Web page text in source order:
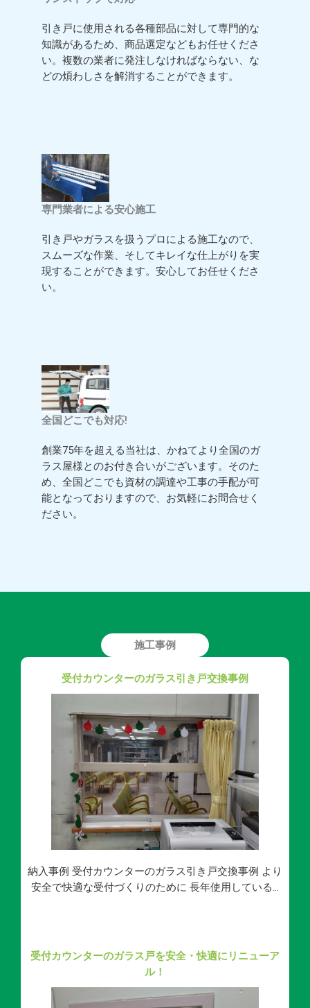
引き戸に使用される各種部品に対して専門的な
知識があるため、商品選定などもお任せくださ
い。複数の業者に発注しなければならない、な
どの煩わしさを解消することができます。
専門業者による安心施工
引き戸やガラスを扱うプロによる施工なので、
スムーズな作業、そしてキレイな仕上がりを実
現することができます。安心してお任せくださ
い。
全国どこでも対応!
創業75年を超える当社は、かねてより全国のガ
ラス屋様とのお付き合いがございます。そのた
め、全国どこでも資材の調達や工事の手配が可
能となっておりますので、お気軽にお問合せく
ださい。
施工事例
受付カウンターのガラス引き戸交換事例
納入事例 受付カウンターのガラス引き戸交換事例 より
安全で快適な受付づくりのために 長年使用している…
受付カウンターのガラス戸を安全・快適にリニューア
ル！